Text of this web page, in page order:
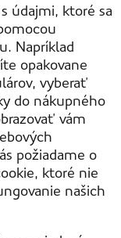
údajmi, ktoré sa
Napríklad
opakovane
vyberať
do nákupného
vám
požiadame o
ktoré nie
našich